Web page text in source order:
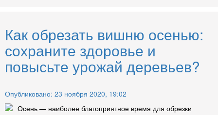
Как обрезать вишню осенью:
сохраните здоровье и
повысьте урожай деревьев?
Опубликовано: 23 ноября 2020, 19:02
Осень — наиболее благоприятное время для обрезки